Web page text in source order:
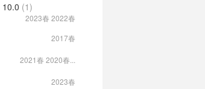
10.0 (1)
2023春 2022春
2017春
2021春 2020春...
2023春